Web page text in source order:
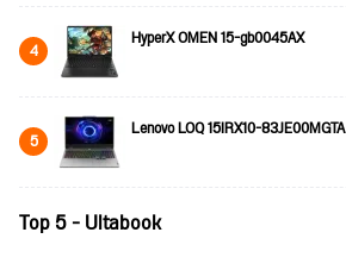
4 HyperX OMEN 15-gb0045AX
5 Lenovo LOQ 15IRX10-83JE00MGTA
Top 5 - Ultabook